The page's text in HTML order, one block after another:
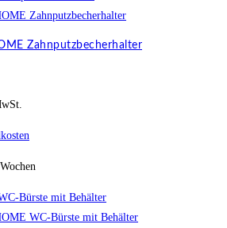
Zahnputzbecherhalter